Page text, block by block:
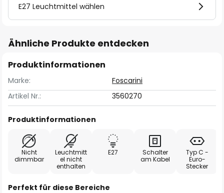
E27 Leuchtmittel wählen
Ähnliche Produkte entdecken
Produktinformationen
Marke:
Foscarini
Artikel Nr.:
3560270
Produktinformationen
Nicht
dimmbar
Leuchtmitt
el nicht
enthalten
E27
Schalter
am Kabel
Typ C -
Euro-
Stecker
Perfekt für diese Bereiche